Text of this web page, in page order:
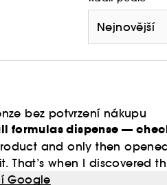
Nejnovější
bez potvrzení nákupu
formulas dispense —
and only then
That’s when I discovered
Google